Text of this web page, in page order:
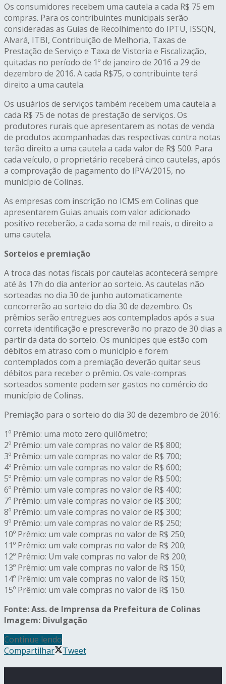
Os consumidores recebem uma cautela a cada R$ 75 em
compras. Para os contribuintes municipais serão
consideradas as Guias de Recolhimento do IPTU, ISSQN,
Alvará, ITBI, Contribuição de Melhoria, Taxas de
Prestação de Serviço e Taxa de Vistoria e Fiscalização,
quitadas no período de 1º de janeiro de 2016 a 29 de
dezembro de 2016. A cada R$75, o contribuinte terá
direito a uma cautela.
Os usuários de serviços também recebem uma cautela a
cada R$ 75 de notas de prestação de serviços. Os
produtores rurais que apresentarem as notas de venda
de produtos acompanhadas das respectivas contra notas
terão direito a uma cautela a cada valor de R$ 500. Para
cada veículo, o proprietário receberá cinco cautelas, após
a comprovação de pagamento do IPVA/2015, no
município de Colinas.
As empresas com inscrição no ICMS em Colinas que
apresentarem Guias anuais com valor adicionado
positivo receberão, a cada soma de mil reais, o direito a
uma cautela.
Sorteios e premiação
A troca das notas fiscais por cautelas acontecerá sempre
até às 17h do dia anterior ao sorteio. As cautelas não
sorteadas no dia 30 de junho automaticamente
concorrerão ao sorteio do dia 30 de dezembro. Os
prêmios serão entregues aos contemplados após a sua
correta identificação e prescreverão no prazo de 30 dias a
partir da data do sorteio. Os munícipes que estão com
débitos em atraso com o município e forem
contemplados com a premiação deverão quitar seus
débitos para receber o prêmio. Os vale-compras
sorteados somente podem ser gastos no comércio do
município de Colinas.
Premiação para o sorteio do dia 30 de dezembro de 2016:
1º Prêmio: uma moto zero quilômetro;
2º Prêmio: um vale compras no valor de R$ 800;
3º Prêmio: um vale compras no valor de R$ 700;
4º Prêmio: um vale compras no valor de R$ 600;
5º Prêmio: um vale compras no valor de R$ 500;
6º Prêmio: um vale compras no valor de R$ 400;
7º Prêmio: um vale compras no valor de R$ 300;
8º Prêmio: um vale compras no valor de R$ 300;
9º Prêmio: um vale compras no valor de R$ 250;
10º Prêmio: um vale compras no valor de R$ 250;
11º Prêmio: um vale compras no valor de R$ 200;
12º Prêmio: Um vale compras no valor de R$ 200;
13º Prêmio: um vale compras no valor de R$ 150;
14º Prêmio: um vale compras no valor de R$ 150;
15º Prêmio: um vale compras no valor de R$ 150.
Fonte: Ass. de Imprensa da Prefeitura de Colinas
Imagem: Divulgação
Continue lendo
Compartilhar
Tweet